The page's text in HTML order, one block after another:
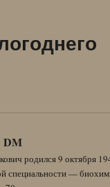
DM
родился 9 октября
специальности —